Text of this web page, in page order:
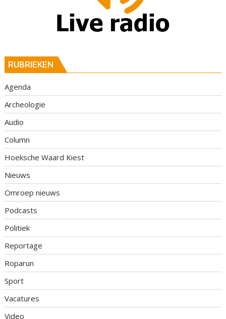
RUBRIEKEN
Agenda
Archeologie
Audio
Column
Hoeksche Waard Kiest
Nieuws
Omroep nieuws
Podcasts
Politiek
Reportage
Roparun
Sport
Vacatures
Video